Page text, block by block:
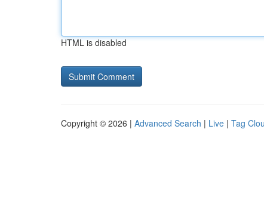
HTML is disabled
Copyright © 2026 | Advanced Search | Live | Tag